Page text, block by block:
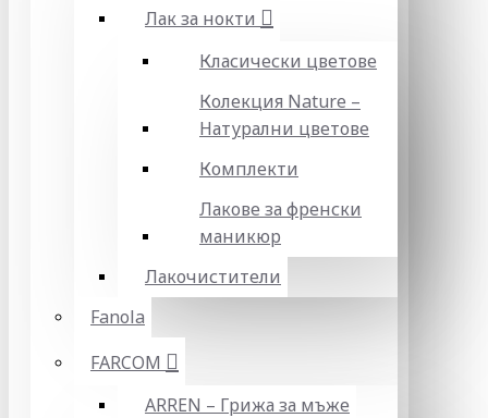
Лак за нокти
Класически цветове
Колекция Nature –
Натурални цветове
Комплекти
Лакове за френски
маникюр
Лакочистители
Fanola
FARCOM
ARREN – Грижа за мъже